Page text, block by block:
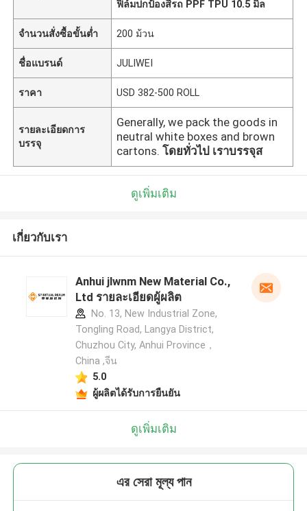
ฟิล์มปกป้องสีรถ PPF TPU 10.5 มิล
จำนวนสั่งซื้อขั้นต่ำ 200 ม้วน
ชื่อแบรนด์ JULIWEI
ราคา USD 382-500 ROLL
รายละเอียดการ
บรรจุ
Generally, we pack the goods in
neutral white boxes and brown
cartons. โดยทั่วไป เราบรรจุส
ดูเพิ่มเติม
เกี่ยวกับเรา
Anhui jlwnm New Material Co.,
Ltd รายละเอียดผู้ผลิต
No. 13, New Industrial Zone,
Tongling Road, Langya District,
Chuzhou City, Anhui Province，
China ,จีน
5.0
ผู้ผลิตได้รับการยืนยัน
ดูเพิ่มเติม
এর সেরা মূল্য পান